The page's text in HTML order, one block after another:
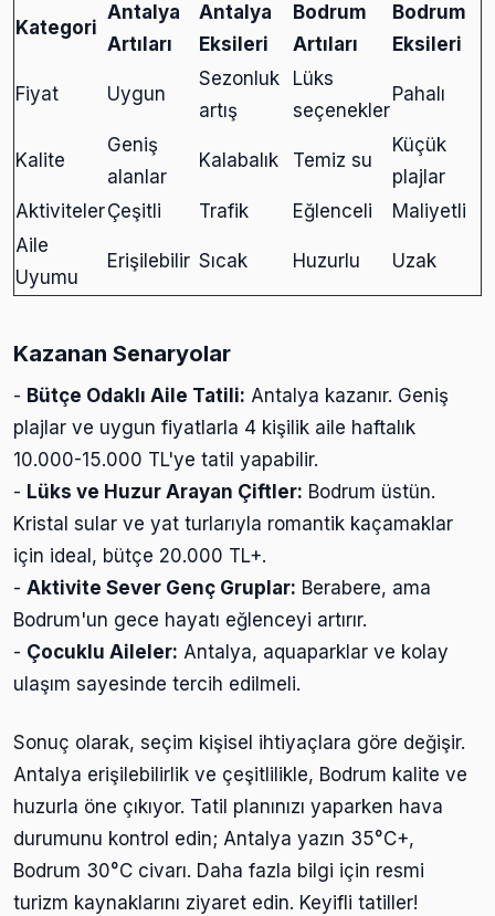
Kategori
Antalya
Artıları
Antalya
Eksileri
Bodrum
Artıları
Bodrum
Eksileri
Fiyat Uygun
Sezonluk
artış
Lüks
seçenekler
Pahalı
Kalite
Geniş
alanlar
Kalabalık Temiz su
Küçük
plajlar
AktivitelerÇeşitli Trafik Eğlenceli
Maliyetli
Aile
Uyumu
Erişilebilir Sıcak Huzurlu Uzak
Kazanan Senaryolar
- Bütçe Odaklı Aile Tatili: Antalya kazanır. Geniş
plajlar ve uygun fiyatlarla 4 kişilik aile haftalık
10.000-15.000 TL'ye tatil yapabilir.
- Lüks ve Huzur Arayan Çiftler: Bodrum üstün.
Kristal sular ve yat turlarıyla romantik kaçamaklar
için ideal, bütçe 20.000 TL+.
- Aktivite Sever Genç Gruplar: Berabere, ama
Bodrum'un gece hayatı eğlenceyi artırır.
- Çocuklu Aileler: Antalya, aquaparklar ve kolay
ulaşım sayesinde tercih edilmeli.
Sonuç olarak, seçim kişisel ihtiyaçlara göre değişir.
Antalya erişilebilirlik ve çeşitlilikle, Bodrum kalite ve
huzurla öne çıkıyor. Tatil planınızı yaparken hava
durumunu kontrol edin; Antalya yazın 35°C+,
Bodrum 30°C civarı. Daha fazla bilgi için resmi
turizm kaynaklarını ziyaret edin. Keyifli tatiller!